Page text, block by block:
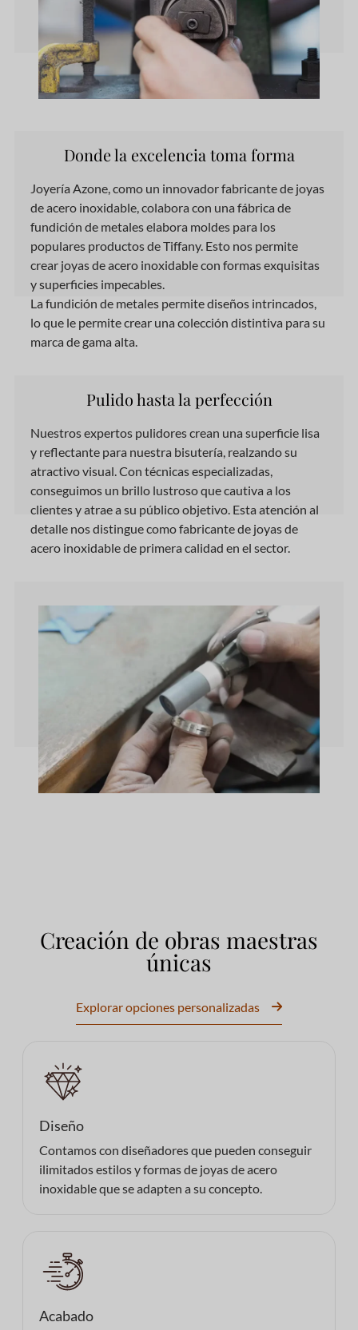
Donde la excelencia toma forma
Joyería Azone,comoun innovador fabricante de joyas
de acero inoxidable, colabora con una fábrica de
fundición de metales elabora moldes para los
populares productos de Tiffany. Esto nos permite
crear joyas de acero inoxidable con formas exquisitas
y superficies impecables.
La fundición de metales permite diseños intrincados,
lo que le permite crear una colección distintiva para su
marca de gama alta.
Pulido hasta la perfección
Nuestros expertos pulidores crean una superficie lisa
y reflectante para nuestra bisutería, realzando su
atractivo visual. Con técnicas especializadas,
conseguimos un brillo lustroso que cautiva a los
clientes y atrae a su público objetivo. Esta atención al
detalle nos distingue como fabricante de joyas de
acero inoxidable de primera calidad en el sector.
Creación de obras maestras
únicas
Explorar opciones personalizadas
Diseño
Contamos con diseñadores que pueden conseguir
ilimitados estilos y formas de joyas de acero
inoxidable que se adapten a su concepto.
Acabado